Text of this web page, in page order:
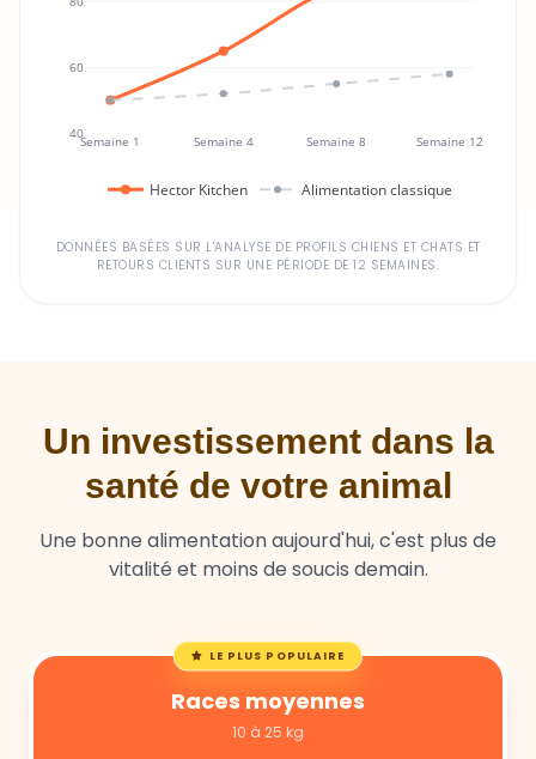
Semaine 1 Semaine 4 Semaine 8 Semaine 12
40
60
Hector Kitchen Alimentation classique
DONNÉES BASÉES SUR L'ANALYSE DE PROFILS CHIENS ET CHATS ET
RETOURS CLIENTS SUR UNE PÉRIODE DE 12 SEMAINES.
Un investissement dans la
santé de votre animal
Une bonne alimentation aujourd'hui, c'est plus de
vitalité et moins de soucis demain.
LE PLUS POPULAIRE
Races moyennes
10 à 25 kg